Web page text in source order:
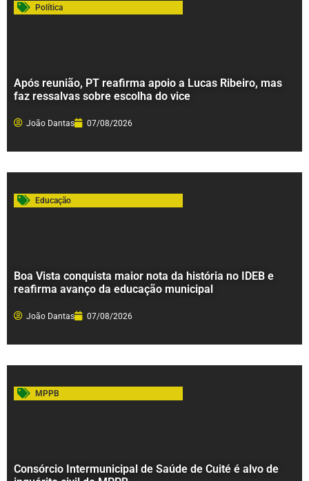
Política
Após reunião, PT reafirma apoio a Lucas Ribeiro, mas
faz ressalvas sobre escolha do vice
João Dantas 07/08/2026
Educação
Boa Vista conquista maior nota da história no IDEB e
reafirma avanço da educação municipal
João Dantas 07/08/2026
MPPB
Consórcio Intermunicipal de Saúde de Cuité é alvo de